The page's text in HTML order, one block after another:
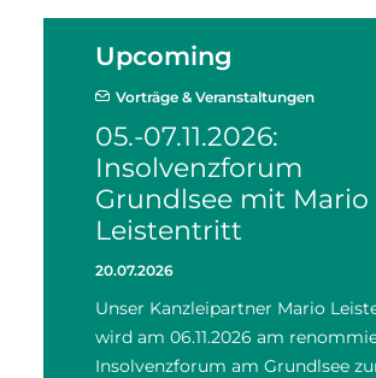
SEARCH
Upcoming
Vorträge & Veranstaltungen
05.-07.11.2026:
Insolvenzforum
Grundlsee mit Mario
Leistentritt
20.07.2026
Unser Kanzleipartner Mario
wird am 06.11.2026 am
Insolvenzforum am Grundlsee